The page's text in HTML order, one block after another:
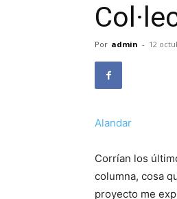
Por admin - 12
Alandar
Corrían los
columna, cosa
proyecto me